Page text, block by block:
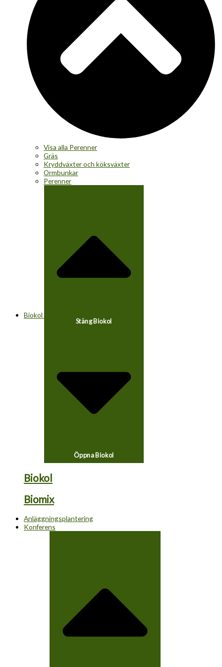
Visa alla Perenner
Gräs
Kryddväxter och köksväxter
Ormbunkar
Perenner
Biokol
Stäng Biokol
Öppna Biokol
Biokol
Biomix
Anläggningsplantering
Konferens